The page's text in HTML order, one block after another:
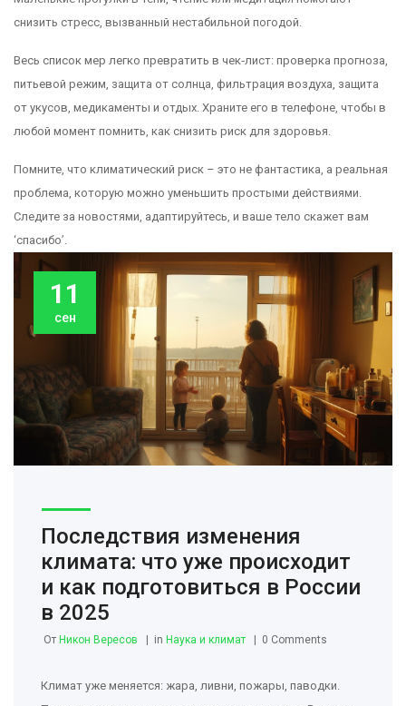
снизить стресс, вызванный нестабильной погодой.
Весь список мер легко превратить в чек‑лист: проверка прогноза,
питьевой режим, защита от солнца, фильтрация воздуха, защита
от укусов, медикаменты и отдых. Храните его в телефоне, чтобы в
любой момент помнить, как снизить риск для здоровья.
Помните, что климатический риск – это не фантастика, а реальная
проблема, которую можно уменьшить простыми действиями.
Следите за новостями, адаптируйтесь, и ваше тело скажет вам
‘спасибо’.
11
сен
Последствия изменения
климата: что уже происходит
и как подготовиться в России
в 2025
От Никон Вересов in Наука и климат 0 Comments
Климат уже меняется: жара, ливни, пожары, паводки.